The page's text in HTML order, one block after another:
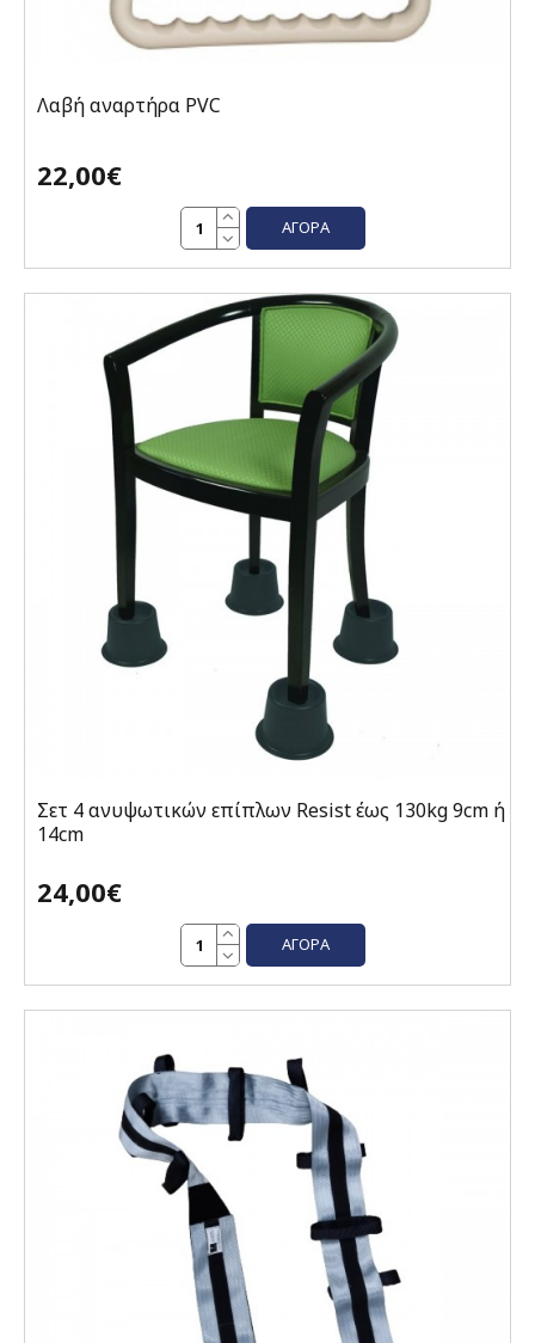
Λαβή αναρτήρα PVC
22,00€
ΑΓΟΡΆ
Σετ 4 ανυψωτικών επίπλων Resist έως 130kg 9cm ή
14cm
24,00€
ΑΓΟΡΆ